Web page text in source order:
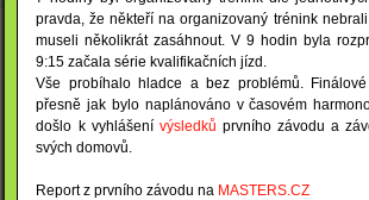
pravda, že někteří na organizovaný trénink
museli několikrát zasáhnout. V 9 hodin byla
9:15 začala série kvalifikačních jízd.
Vše probíhalo hladce a bez problémů.
přesně jak bylo naplánováno v časovém
došlo k vyhlášení výsledků prvního závodu a
svých domovů.
Report z prvního závodu na MASTERS.CZ